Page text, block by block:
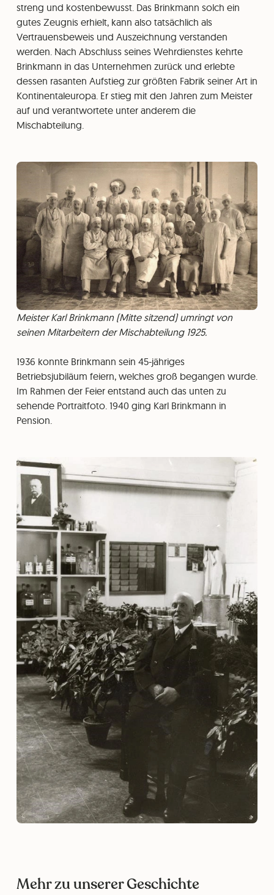
streng und kostenbewusst. Das Brinkmann solch ein
gutes Zeugnis erhielt, kann also tatsächlich als
Vertrauensbeweis und Auszeichnung verstanden
werden. Nach Abschluss seines Wehrdienstes kehrte
Brinkmann in das Unternehmen zurück und erlebte
dessen rasanten Aufstieg zur größten Fabrik seiner Art in
Kontinentaleuropa. Er stieg mit den Jahren zum Meister
auf und verantwortete unter anderem die
Mischabteilung.
Meister Karl Brinkmann (Mitte sitzend) umringt von
seinen Mitarbeitern der Mischabteilung 1925.
1936 konnte Brinkmann sein 45-jähriges
Betriebsjubiläum feiern, welches groß begangen wurde.
Im Rahmen der Feier entstand auch das unten zu
sehende Portraitfoto. 1940 ging Karl Brinkmann in
Pension.
Mehr zu unserer Geschichte